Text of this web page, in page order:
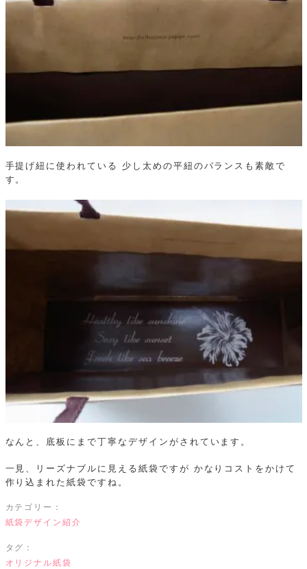
手提げ紐に使われている
少し太めの平紐のバランスも素敵で
す。
なんと、底板にまで丁寧なデザインがされています。
一見、リーズナブルに見える紙袋ですが かなりコストをかけて
作り込まれた紙袋ですね。
カテゴリー：
紙袋デザイン紹介
タグ：
オリジナル紙袋